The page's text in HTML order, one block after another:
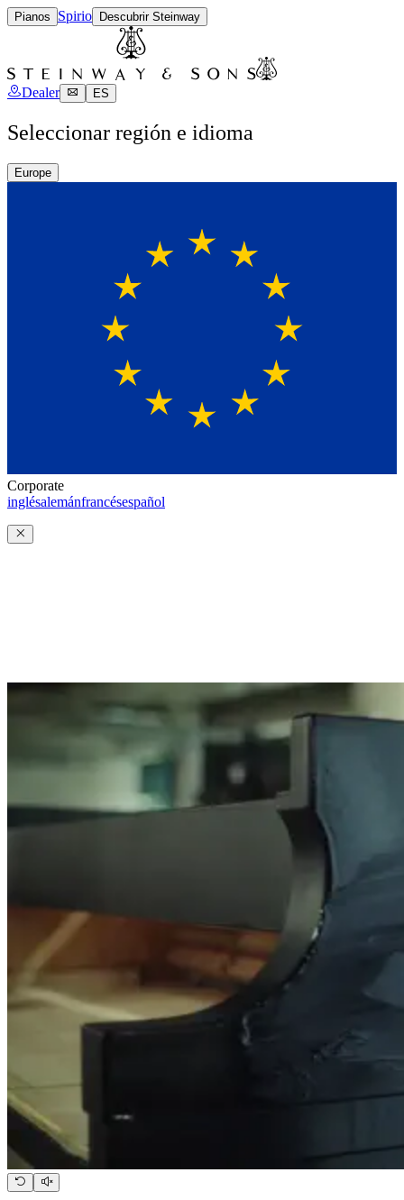
Pianos Spirio Descubrir Steinway
Dealer ES
Seleccionar región e idioma
Europe
Corporate
inglésalemánfrancésespañol